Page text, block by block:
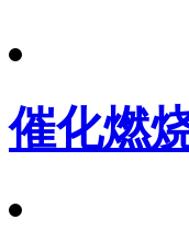
催化燃